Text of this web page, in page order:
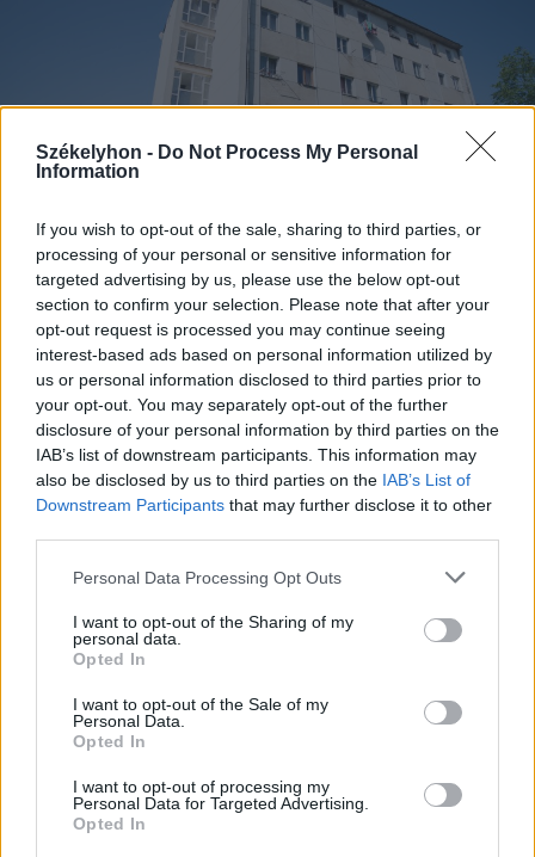
Székelyhon - Do Not Process My Personal
Information
If you wish to opt-out of the sale, sharing to third parties, or
processing of your personal or sensitive information for
targeted advertising by us, please use the below opt-out
section to confirm your selection. Please note that after your
opt-out request is processed you may continue seeing
interest-based ads based on personal information utilized by
us or personal information disclosed to third parties prior to
your opt-out. You may separately opt-out of the further
disclosure of your personal information by third parties on the
IAB’s list of downstream participants. This information may
also be disclosed by us to third parties on the IAB’s List of
Downstream Participants that may further disclose it to other
Personal Data Processing Opt Outs
I want to opt-out of the Sharing of my
personal data.
Opted In
I want to opt-out of the Sale of my
Personal Data.
Opted In
I want to opt-out of processing my
Personal Data for Targeted Advertising.
Opted In
2026. augusztus 05., szerda
Agresszió, tartozások és javítások
a székelyudvarhelyi szociális
tömbházakban